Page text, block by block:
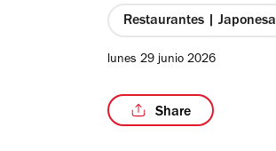
Restaurantes | Japonesa
lunes 29 junio 2026
Share